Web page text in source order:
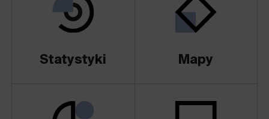
Statystyki Mapy